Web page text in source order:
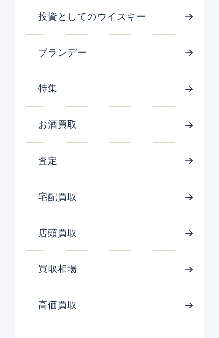
投資としてのウイスキー
ブランデー
特集
お酒買取
査定
宅配買取
店頭買取
買取相場
高価買取